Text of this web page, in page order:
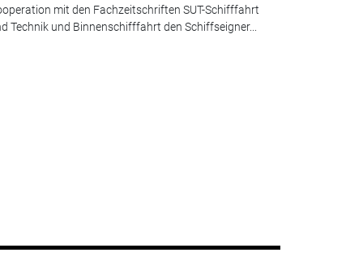
mit den Fachzeitschriften SUT-Schifffahrt
Technik und Binnenschifffahrt den Schiffseigner...